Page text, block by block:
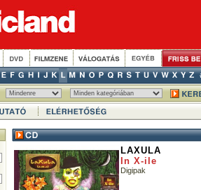
LAXULA
In X-ile
Digipak